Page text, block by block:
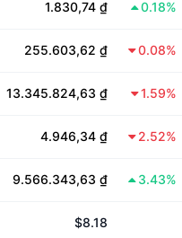
1.830,74 ₫ 0.18%
255.603,62 ₫ 0.08%
13.345.824,63 ₫ 1.59%
4.946,34 ₫ 2.52%
9.566.343,63 ₫ 3.43%
$8.18